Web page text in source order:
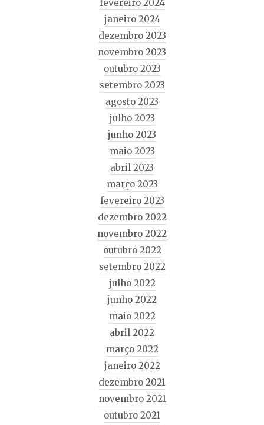
fevereiro 2024
janeiro 2024
dezembro 2023
novembro 2023
outubro 2023
setembro 2023
agosto 2023
julho 2023
junho 2023
maio 2023
abril 2023
março 2023
fevereiro 2023
dezembro 2022
novembro 2022
outubro 2022
setembro 2022
julho 2022
junho 2022
maio 2022
abril 2022
março 2022
janeiro 2022
dezembro 2021
novembro 2021
outubro 2021